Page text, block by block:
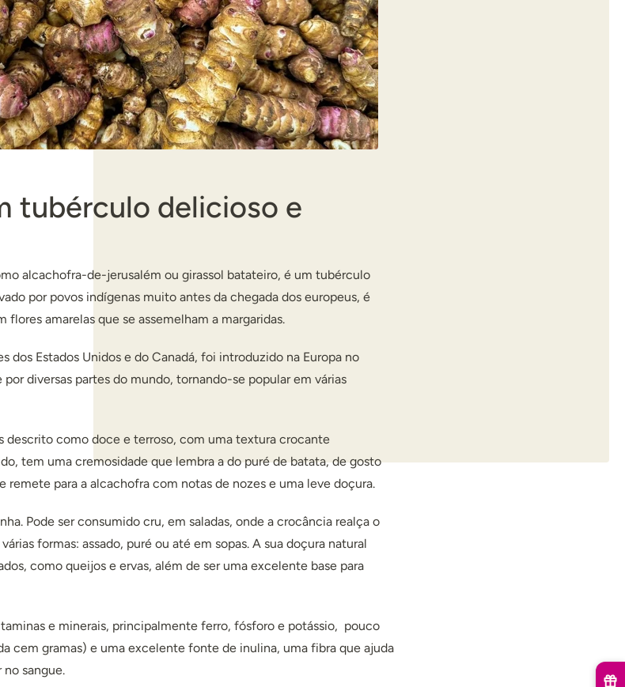
tubérculo delicioso e
alcachofra-de-jerusalém ou girassol batateiro, é um tubérculo
por povos indígenas muito antes da chegada dos europeus, é
flores amarelas que se assemelham a margaridas.
dos Estados Unidos e do Canadá, foi introduzido na Europa no
diversas partes do mundo, tornando-se popular em várias
descrito como doce e terroso, com uma textura crocante
tem uma cremosidade que lembra a do puré de batata, de gosto
remete para a alcachofra com notas de nozes e uma leve doçura.
Pode ser consumido cru, em saladas, onde a crocância realça o
formas: assado, puré ou até em sopas. A sua doçura natural
como queijos e ervas, além de ser uma excelente base para
e minerais, principalmente ferro, fósforo e potássio, pouco
cem gramas) e uma excelente fonte de inulina, uma fibra que ajuda
sangue.